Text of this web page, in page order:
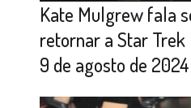
Kate Mulgrew fala
retornar a Star Trek
9 de agosto de 2024